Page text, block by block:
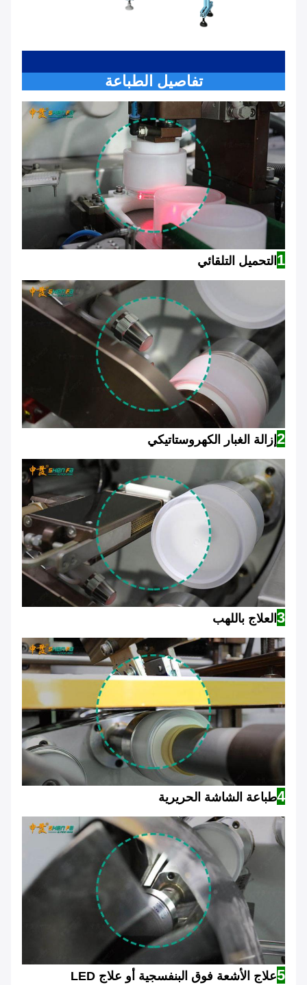
تفاصيل الطباعة
1 التحميل التلقائي
2 إزالة الغبار الكهروستاتيكي
3 العلاج باللهب
4طباعة الشاشة الحريرية
5علاج الأشعة فوق البنفسجية أو علاج LED